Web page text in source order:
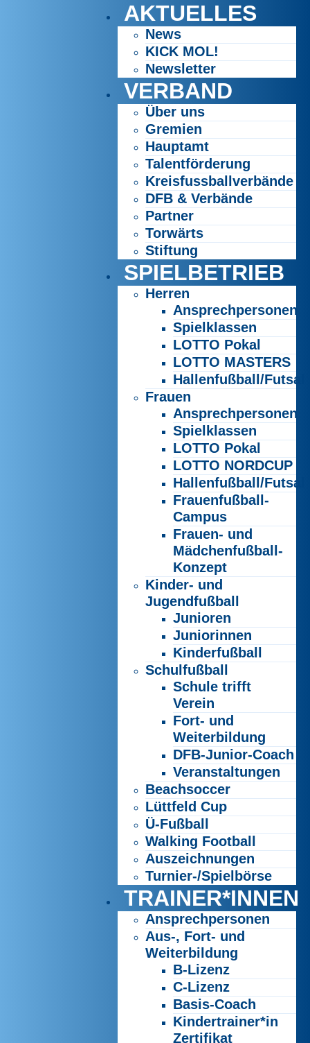
AKTUELLES
News
KICK MOL!
Newsletter
VERBAND
Über uns
Gremien
Hauptamt
Talentförderung
Kreisfussballverbände
DFB & Verbände
Partner
Torwärts
Stiftung
SPIELBETRIEB
Herren
Ansprechpersonen
Spielklassen
LOTTO Pokal
LOTTO MASTERS
Hallenfußball/Futsal
Frauen
Ansprechpersonen
Spielklassen
LOTTO Pokal
LOTTO NORDCUP
Hallenfußball/Futsal
Frauenfußball-
Campus
Frauen- und
Mädchenfußball-
Konzept
Kinder- und
Jugendfußball
Junioren
Juniorinnen
Kinderfußball
Schulfußball
Schule trifft
Verein
Fort- und
Weiterbildung
DFB-Junior-Coach
Veranstaltungen
Beachsoccer
Lüttfeld Cup
Ü-Fußball
Walking Football
Auszeichnungen
Turnier-/Spielbörse
TRAINER*INNEN
Ansprechpersonen
Aus-, Fort- und
Weiterbildung
B-Lizenz
C-Lizenz
Basis-Coach
Kindertrainer*in
Zertifikat